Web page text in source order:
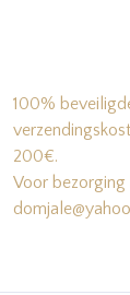
100%
200€.
Voor bezorging